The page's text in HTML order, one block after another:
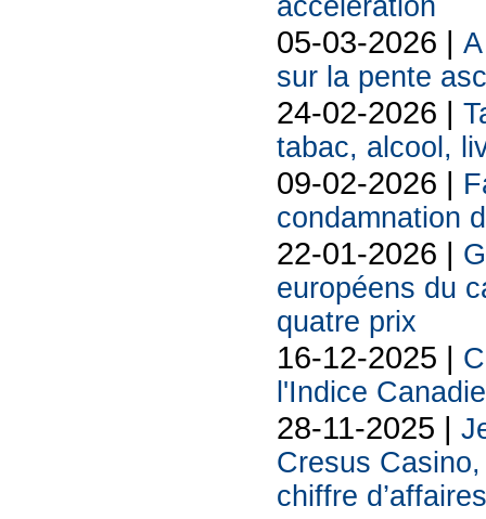
accélération
05-03-2026 |
sur la pente
24-02-2026 |
tabac, alcool,
09-02-2026 |
condamnation
22-01-2026 |
européens du
quatre prix
16-12-2025 |
l'Indice
28-11-2025 |
Cresus
chiffre d’affaires